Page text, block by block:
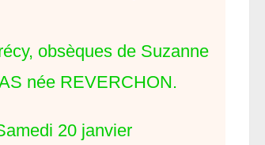
obsèques de Suzanne
née REVERCHON.
20 janvier